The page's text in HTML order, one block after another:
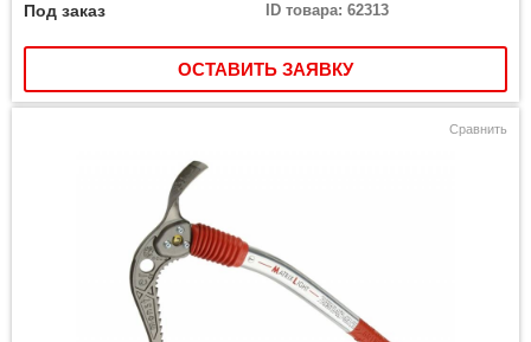
Под заказ
ID товара: 62313
ОСТАВИТЬ ЗАЯВКУ
Сравнить